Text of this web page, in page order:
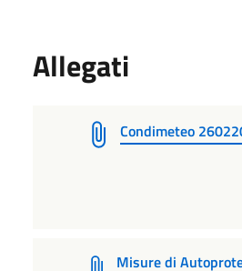
Allegati
Condimeteo
Misure di